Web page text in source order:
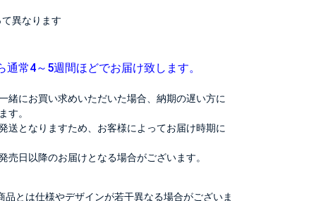
異なります
常4～5週間ほどでお届け致します。
緒にお買い求めいただいた場合、納期の遅い方に
す。
送となりますため、お客様によってお届け時期に
売日以降のお届けとなる場合がございます。
とは仕様やデザインが若干異なる場合がございま